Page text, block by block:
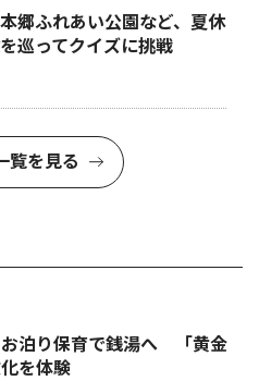
郷ふれあい公園など、夏休
巡ってクイズに挑戦
覧を見る
泊り保育で銭湯へ 「黄金
を体験